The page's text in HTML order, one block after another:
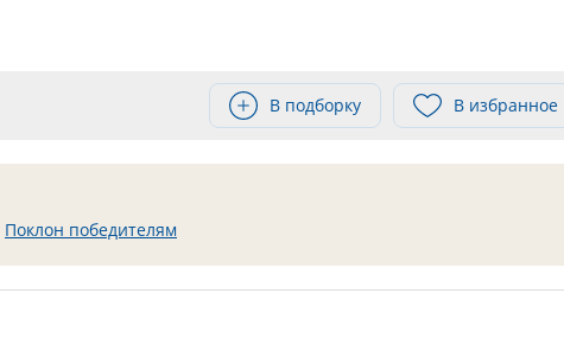
В подборку В избранное
Поклон победителям